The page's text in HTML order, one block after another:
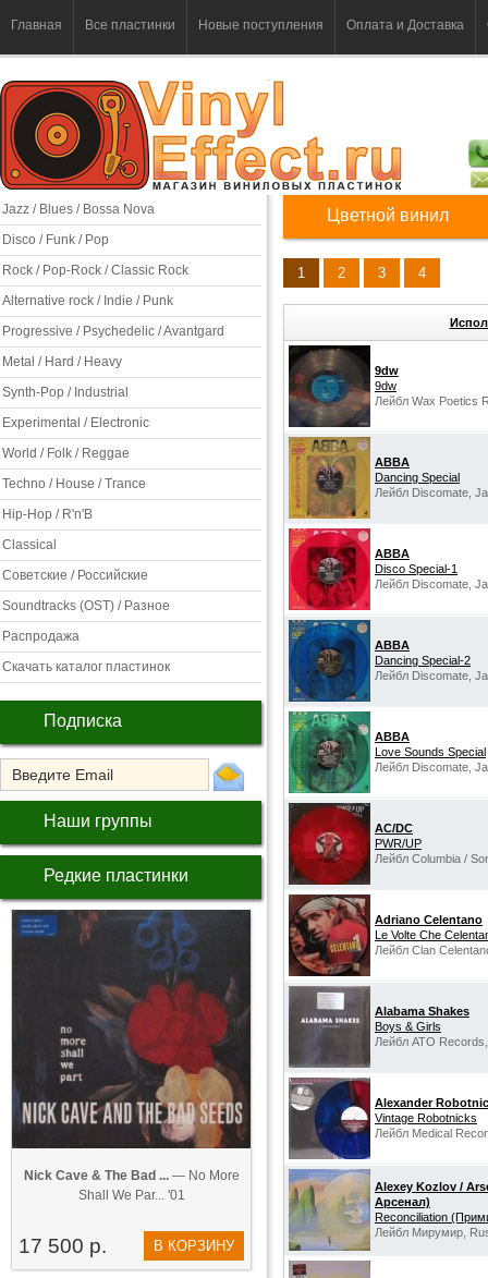
Главная Все пластинки Новые поступления Оплата и Доставка
Jazz / Blues / Bossa Nova
Disco / Funk / Pop
Rock / Pop-Rock / Classic Rock
Alternative rock / Indie / Punk
Progressive / Psychedelic / Avantgard
Metal / Hard / Heavy
Synth-Pop / Industrial
Experimental / Electronic
World / Folk / Reggae
Techno / House / Trance
Hip-Hop / R'n'B
Classical
Советские / Российские
Soundtracks (OST) / Разное
Распродажа
Скачать каталог пластинок
Подписка
Наши группы
Редкие пластинки
Nick Cave & The Bad ...— No More
Shall We Par... '01
17 500 р. В КОРЗИНУ
Цветной винил
1 2 3 4
9dw
9dw
Лейбл Wax Poetics
ABBA
Dancing Special
Лейбл Discomate,
ABBA
Disco Special-1
Лейбл Discomate,
ABBA
Dancing Special-2
Лейбл Discomate,
ABBA
Love Sounds Special
Лейбл Discomate,
AC/DC
PWR/UP
Лейбл Columbia /
Adriano Celentano
Le Volte Che
Лейбл Clan
Alabama Shakes
Boys & Girls
Лейбл ATO
Alexander
Vintage Robotnicks
Лейбл Medical
Alexey Kozlov /
Арсенал)
Reconciliation
Лейбл Мирумир,